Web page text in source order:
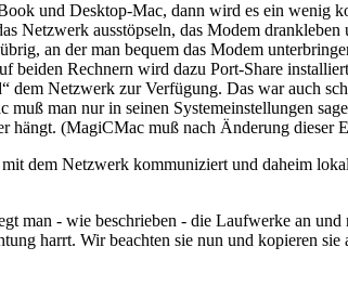
und Desktop-Mac, dann wird es ein
Netzwerk ausstöpseln, das Modem
an der man bequem das Modem
Rechnern wird dazu Port-Share
dem Netzwerk zur Verfügung. Das war auch
man nur in seinen Systemeinstellungen
hängt. (MagiCMac muß nach Änderung dieser
dem Netzwerk kommuniziert und daheim
man - wie beschrieben - die Laufwerke an
harrt. Wir beachten sie nun und kopieren